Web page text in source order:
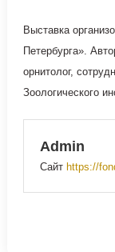
Выставка
Петербурга».
орнитолог,
Зоологического
Admin
Сайт https://